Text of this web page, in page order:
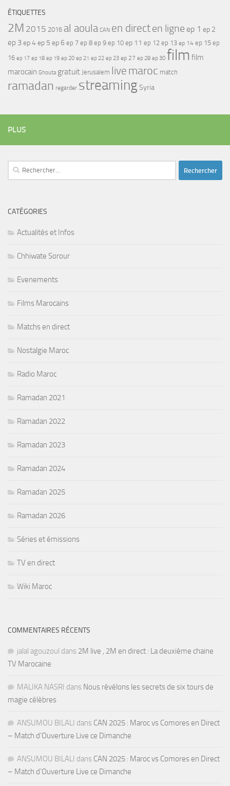
ÉTIQUETTES
2M 2015 2016 al aoula CAN en directen ligne ep 1 ep 2
ep 3ep 4ep 5 ep 6 ep 7 ep 8 ep 9 ep 10 ep 11 ep 12 ep 13 ep 14 ep 15 ep
16 ep 17 ep 18 ep 19 ep 20 ep 21 ep 22 ep 23 ep 27 ep 28 ep 30 film film
marocain Ghouta gratuit Jerusalem live maroc match
ramadan regarder streamingSyria
PLUS
Rechercher :
CATÉGORIES
Actualités et Infos
Chhiwate Sorour
Evenements
Films Marocains
Matchs en direct
Nostalgie Maroc
Radio Maroc
Ramadan 2021
Ramadan 2022
Ramadan 2023
Ramadan 2024
Ramadan 2025
Ramadan 2026
Séries et émissions
TV en direct
Wiki Maroc
COMMENTAIRES RÉCENTS
jalal agouzoul dans 2M live , 2M en direct : La deuxième chaine
TV Marocaine
MALIKA NASRI dans Nous révélons les secrets de six tours de
magie célèbres
ANSUMOU BILALI dans CAN 2025 : Maroc vs Comores en Direct
– Match d’Ouverture Live ce Dimanche
ANSUMOU BILALI dans CAN 2025 : Maroc vs Comores en Direct
– Match d’Ouverture Live ce Dimanche